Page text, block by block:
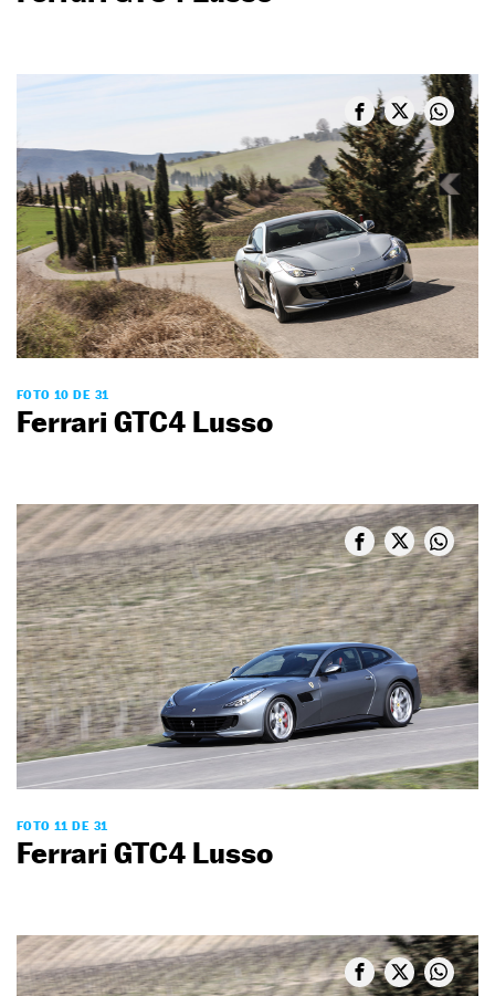
FOTO 10 DE 31
Ferrari GTC4 Lusso
FOTO 11 DE 31
Ferrari GTC4 Lusso